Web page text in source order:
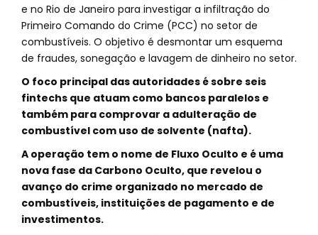
e no Rio de Janeiro para investigar a infiltração do
Primeiro Comando do Crime (PCC) no setor de
combustíveis. O objetivo é desmontar um esquema
de fraudes, sonegação e lavagem de dinheiro no setor.
O foco principal das autoridades é sobre seis
fintechs que atuam como bancos paralelos e
também para comprovar a adulteração de
combustível com uso de solvente (nafta).
A operação tem o nome de Fluxo Oculto e é uma
nova fase da Carbono Oculto, que revelou o
avanço do crime organizado no mercado de
combustíveis, instituições de pagamento e de
investimentos.